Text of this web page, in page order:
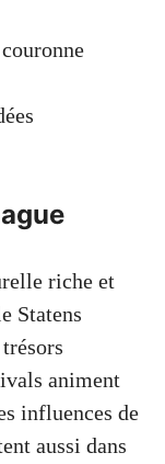
riche et
Statens
animent
influences de
aussi dans